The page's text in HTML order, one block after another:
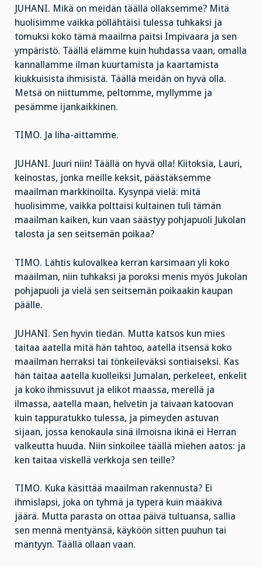
JUHANI. Mikä on meidän täällä ollaksemme? Mitä
huolisimme vaikka pöllähtäisi tulessa tuhkaksi ja
tomuksi koko tämä maailma paitsi Impivaara ja sen
ympäristö. Täällä elämme kuin huhdassa vaan, omalla
kannallamme ilman kuurtamista ja kaartamista
kiukkuisista ihmisistä. Täällä meidän on hyvä olla.
Metsä on niittumme, peltomme, myllymme ja
pesämme ijankaikkinen.
TIMO. Ja liha-aittamme.
JUHANI. Juuri niin! Täällä on hyvä olla! Kiitoksia, Lauri,
keinostas, jonka meille keksit, päästäksemme
maailman markkinoilta. Kysynpä vielä: mitä
huolisimme, vaikka polttaisi kultainen tuli tämän
maailman kaiken, kun vaan säästyy pohjapuoli Jukolan
talosta ja sen seitsemän poikaa?
TIMO. Lähtis kulovalkea kerran karsimaan yli koko
maailman, niin tuhkaksi ja poroksi menis myös Jukolan
pohjapuoli ja vielä sen seitsemän poikaakin kaupan
päälle.
JUHANI. Sen hyvin tiedän. Mutta katsos kun mies
taitaa aatella mitä hän tahtoo, aatella itsensä koko
maailman herraksi tai tönkeileväksi sontiaiseksi. Kas
hän taitaa aatella kuolleiksi Jumalan, perkeleet, enkelit
ja koko ihmissuvut ja elikot maassa, merellä ja
ilmassa, aatella maan, helvetin ja taivaan katoovan
kuin tappuratukko tulessa, ja pimeyden astuvan
sijaan, jossa kenokaula sinä ilmoisna ikinä ei Herran
valkeutta huuda. Niin sinkoilee täällä miehen aatos: ja
ken taitaa viskellä verkkoja sen teille?
TIMO. Kuka käsittää maailman rakennusta? Ei
ihmislapsi, joka on tyhmä ja typerä kuin määkivä
jäärä. Mutta parasta on ottaa päivä tultuansa, sallia
sen mennä mentyänsä, käyköön sitten puuhun tai
mäntyyn. Täällä ollaan vaan.